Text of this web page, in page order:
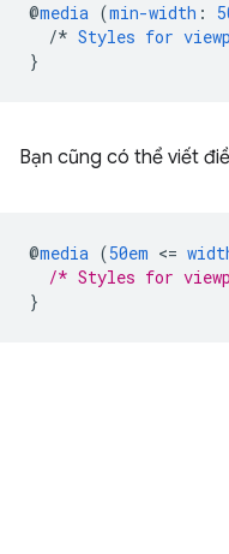
@media (min-width :
/* Styles for
}
Bạn cũng có thể viết
@media (50em <=
/* Styles for
}